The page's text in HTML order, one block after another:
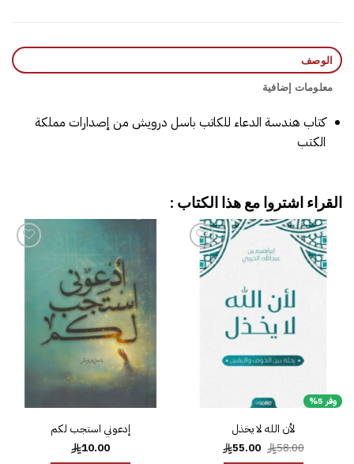
الوصف
معلومات إضافية
كتاب هندسة الدعاء للكاتب باسل درويش من إصدارات مملكة
الكتب
القراء اشتروا مع هذا الكتاب :
وفر 5%
إضافة
إلى
قائمة
لأن الله لا يخذل
58.00
السعر
الأصلي
55.00 السعر
الحالي
إدعوني استجب لكم
10.00